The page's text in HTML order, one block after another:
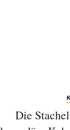
Die